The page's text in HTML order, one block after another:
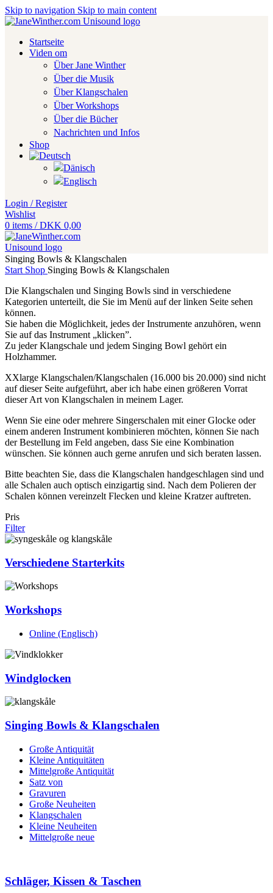
Skip to navigation Skip to main content
Startseite
Viden om
Über Jane Winther
Über die Musik
Über Klangschalen
Über Workshops
Über die Bücher
Nachrichten und Infos
Shop
Login / Register
Wishlist
0 items / DKK 0,00
Singing Bowls & Klangschalen
Start Shop Singing Bowls & Klangschalen
Die Klangschalen und Singing Bowls sind in verschiedene
Kategorien unterteilt, die Sie im Menü auf der linken Seite sehen
können.
Sie haben die Möglichkeit, jedes der Instrumente anzuhören, wenn
Sie auf das Instrument „klicken”.
Zu jeder Klangschale und jedem Singing Bowl gehört ein
Holzhammer.
XXlarge Klangschalen/Klangschalen (16.000 bis 20.000) sind nicht
auf dieser Seite aufgeführt, aber ich habe einen größeren Vorrat
dieser Art von Klangschalen in meinem Lager.
Wenn Sie eine oder mehrere Singerschalen mit einer Glocke oder
einem anderen Instrument kombinieren möchten, können Sie nach
der Bestellung im Feld angeben, dass Sie eine Kombination
wünschen. Sie können auch gerne anrufen und sich beraten lassen.
Bitte beachten Sie, dass die Klangschalen handgeschlagen sind und
alle Schalen auch optisch einzigartig sind. Nach dem Polieren der
Schalen können vereinzelt Flecken und kleine Kratzer auftreten.
Pris
Filter
Verschiedene Starterkits
Workshops
Online (Englisch)
Windglocken
Singing Bowls & Klangschalen
Große Antiquität
Kleine Antiquitäten
Mittelgroße Antiquität
Satz von
Gravuren
Große Neuheiten
Klangschalen
Kleine Neuheiten
Mittelgroße neue
Schläger, Kissen & Taschen